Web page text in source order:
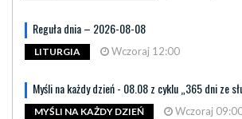
Reguła dnia – 2026-08-08
LITURGIA Wczoraj 12:00
Myśli na każdy dzień - 08.08 z cyklu „365 dni ze
MYŚLI NA KAŻDY DZIEŃ Wczoraj